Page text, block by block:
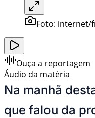
Foto: internet/
Ouça a reportagem
Áudio da matéria
Na manhã
que falou da